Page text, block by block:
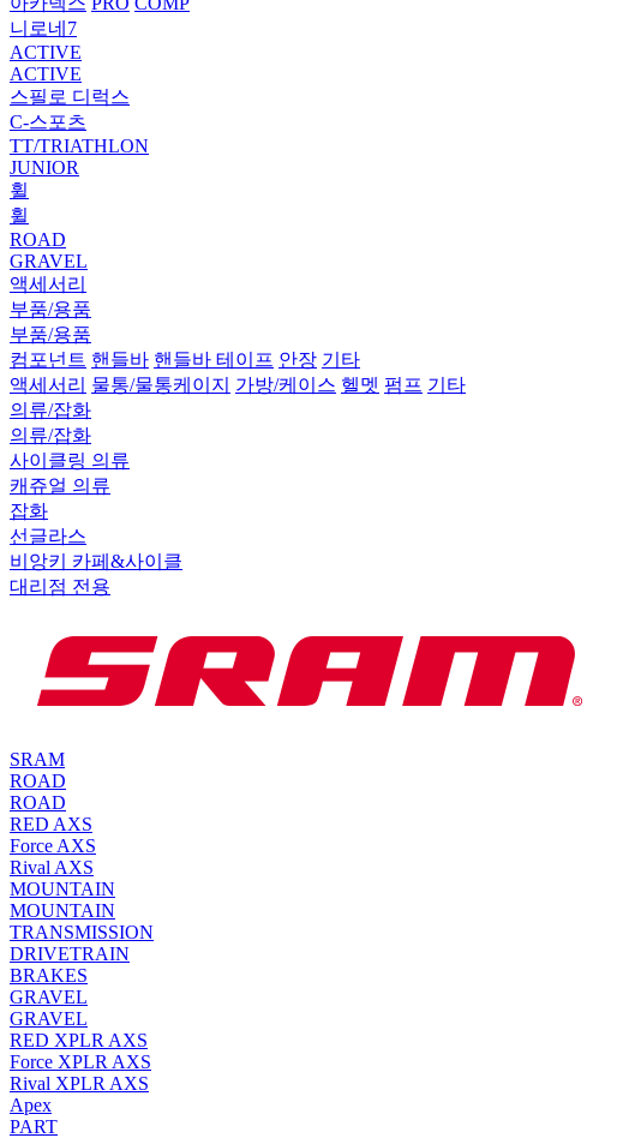
니로네7
ACTIVE
ACTIVE
스필로 디럭스
C-스포츠
TT/TRIATHLON
JUNIOR
휠
휠
ROAD
GRAVEL
액세서리
부품/용품
부품/용품
컴포넌트 핸들바 핸들바 테이프 안장 기타
액세서리 물통/물통케이지 가방/케이스 헬멧 펌프 기타
의류/잡화
의류/잡화
사이클링 의류
캐쥬얼 의류
잡화
선글라스
비앙키 카페&사이클
대리점 전용
SRAM
ROAD
ROAD
RED AXS
Force AXS
Rival AXS
MOUNTAIN
MOUNTAIN
TRANSMISSION
DRIVETRAIN
BRAKES
GRAVEL
GRAVEL
RED XPLR AXS
Force XPLR AXS
Rival XPLR AXS
Apex
PART